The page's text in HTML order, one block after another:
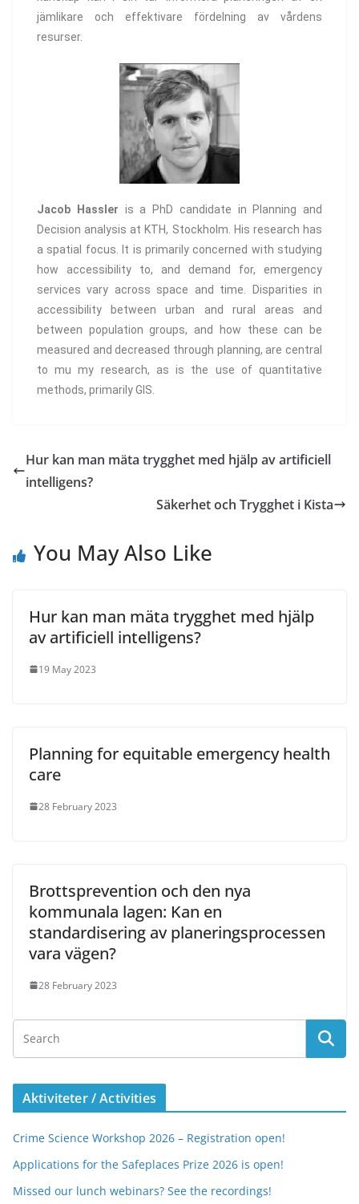
jämlikare och effektivare fördelning av vårdens
resurser.
Jacob Hassler is a PhD candidate in Planning and
Decision analysis at KTH, Stockholm. His research has
a spatial focus. It is primarily concerned with studying
how accessibility to, and demand for, emergency
services vary across space and time. Disparities in
accessibility between urban and rural areas and
between population groups, and how these can be
measured and decreased through planning, are central
to mu my research, as is the use of quantitative
methods, primarily GIS.
Hur kan man mäta trygghet med hjälp av artificiell
intelligens?
Säkerhet och Trygghet i Kista
You May Also Like
Hur kan man mäta trygghet med hjälp
av artificiell intelligens?
19 May 2023
Planning for equitable emergency health
care
28 February 2023
Brottsprevention och den nya
kommunala lagen: Kan en
standardisering av planeringsprocessen
vara vägen?
28 February 2023
Aktiviteter / Activities
Crime Science Workshop 2026 – Registration open!
Applications for the Safeplaces Prize 2026 is open!
Missed our lunch webinars? See the recordings!